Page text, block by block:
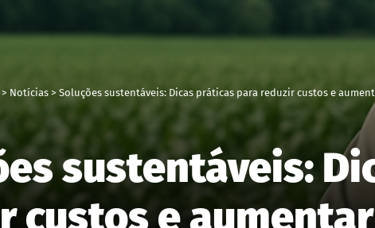
> Notícias > Soluções sustentáveis: Dicas práticas para reduzir custos e
sustentáveis:
custos e